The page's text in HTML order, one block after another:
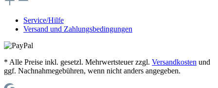
Service/Hilfe
Versand und Zahlungsbedingungen
* Alle Preise inkl. gesetzl. Mehrwertsteuer zzgl. Versandkosten und
ggf. Nachnahmegebühren, wenn nicht anders angegeben.